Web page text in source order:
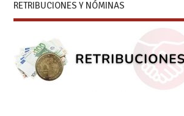
RETRIBUCIONES Y NÓMINAS